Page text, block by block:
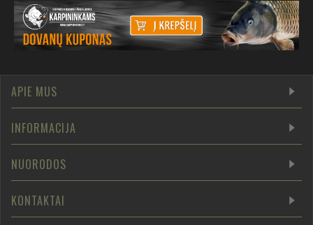
APIE MUS
INFORMACIJA
NUORODOS
KONTAKTAI